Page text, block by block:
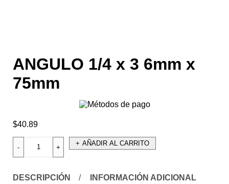
ANGULO 1/4 x 3 6mm x
75mm
$40.89
AÑADIR AL CARRITO
DESCRIPCIÓN INFORMACIÓN ADICIONAL